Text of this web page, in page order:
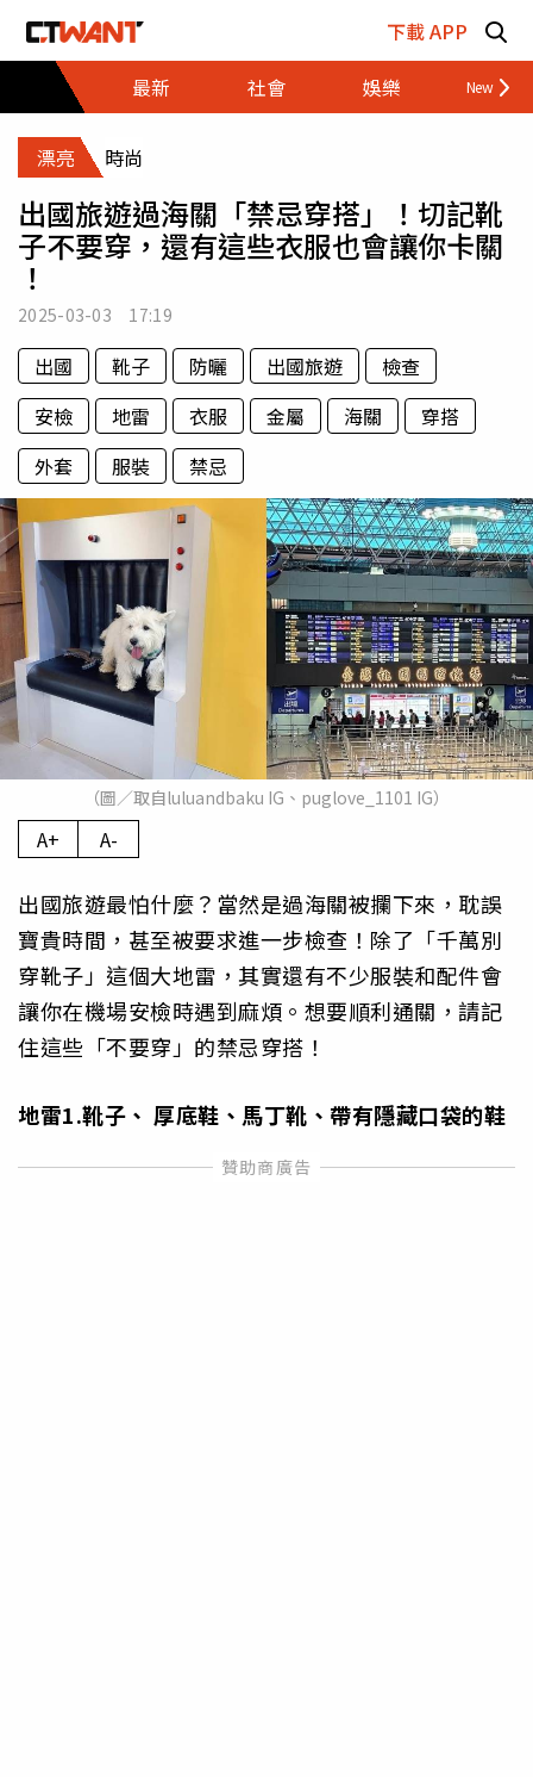
下載 APP
最新
社會 娛樂 財經
漂亮 時尚
出國旅遊過海關「禁忌穿搭」！切記靴
子不要穿，還有這些衣服也會讓你卡關
！
2025-03-03 17:19
出國 靴子 防曬 出國旅遊
檢查
安檢
地雷 衣服 金屬 海關
穿搭
外套
服裝 禁忌
（圖／取自luluandbaku IG、puglove_1101 IG）
A+ A-
出國旅遊最怕什麼？當然是過海關被攔下來，耽誤
寶貴時間，甚至被要求進一步檢查！除了「千萬別
穿靴子」這個大地雷，其實還有不少服裝和配件會
讓你在機場安檢時遇到麻煩。想要順利通關，請記
住這些「不要穿」的禁忌穿搭！
地雷1.靴子、 厚底鞋、馬丁靴、帶有隱藏口袋的鞋